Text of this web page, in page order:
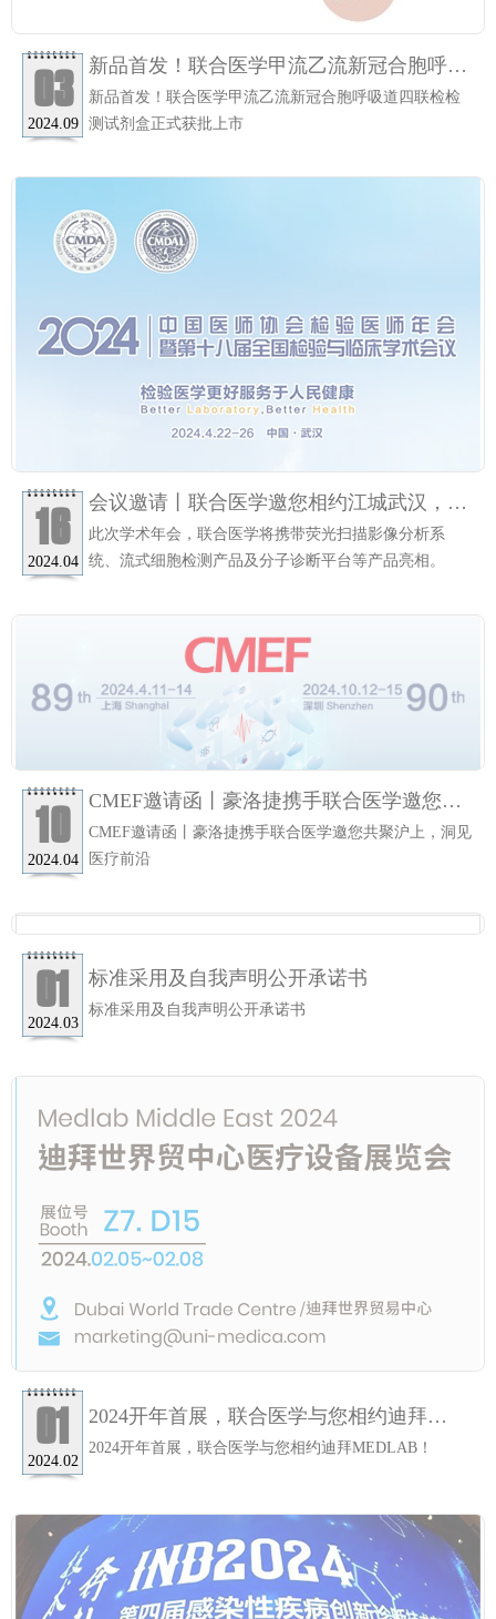
03
2024.09
新品首发！联合医学甲流乙流新冠合胞呼吸
道四联检检测试剂盒正式获批上市
新品首发！联合医学甲流乙流新冠合胞呼吸道四联检检
测试剂盒正式获批上市
16
2024.04
会议邀请丨联合医学邀您相约江城武汉，共
聚中国医师协会检验医师年会
此次学术年会，联合医学将携带荧光扫描影像分析系
统、流式细胞检测产品及分子诊断平台等产品亮相。
10
2024.04
CMEF邀请函丨豪洛捷携手联合医学邀您共
聚沪上，洞见医疗前沿
CMEF邀请函丨豪洛捷携手联合医学邀您共聚沪上，洞见
医疗前沿
01
2024.03
标准采用及自我声明公开承诺书
标准采用及自我声明公开承诺书
01
2024.02
2024开年首展，联合医学与您相约迪拜
MEDLAB！
2024开年首展，联合医学与您相约迪拜MEDLAB！